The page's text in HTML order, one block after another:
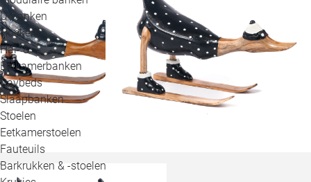
U-banken
Hockers
Hal- &
Eetkamerbanken
Daybeds
Slaapbanken
Stoelen
Eetkamerstoelen
Fauteuils
Barkrukken & -stoelen